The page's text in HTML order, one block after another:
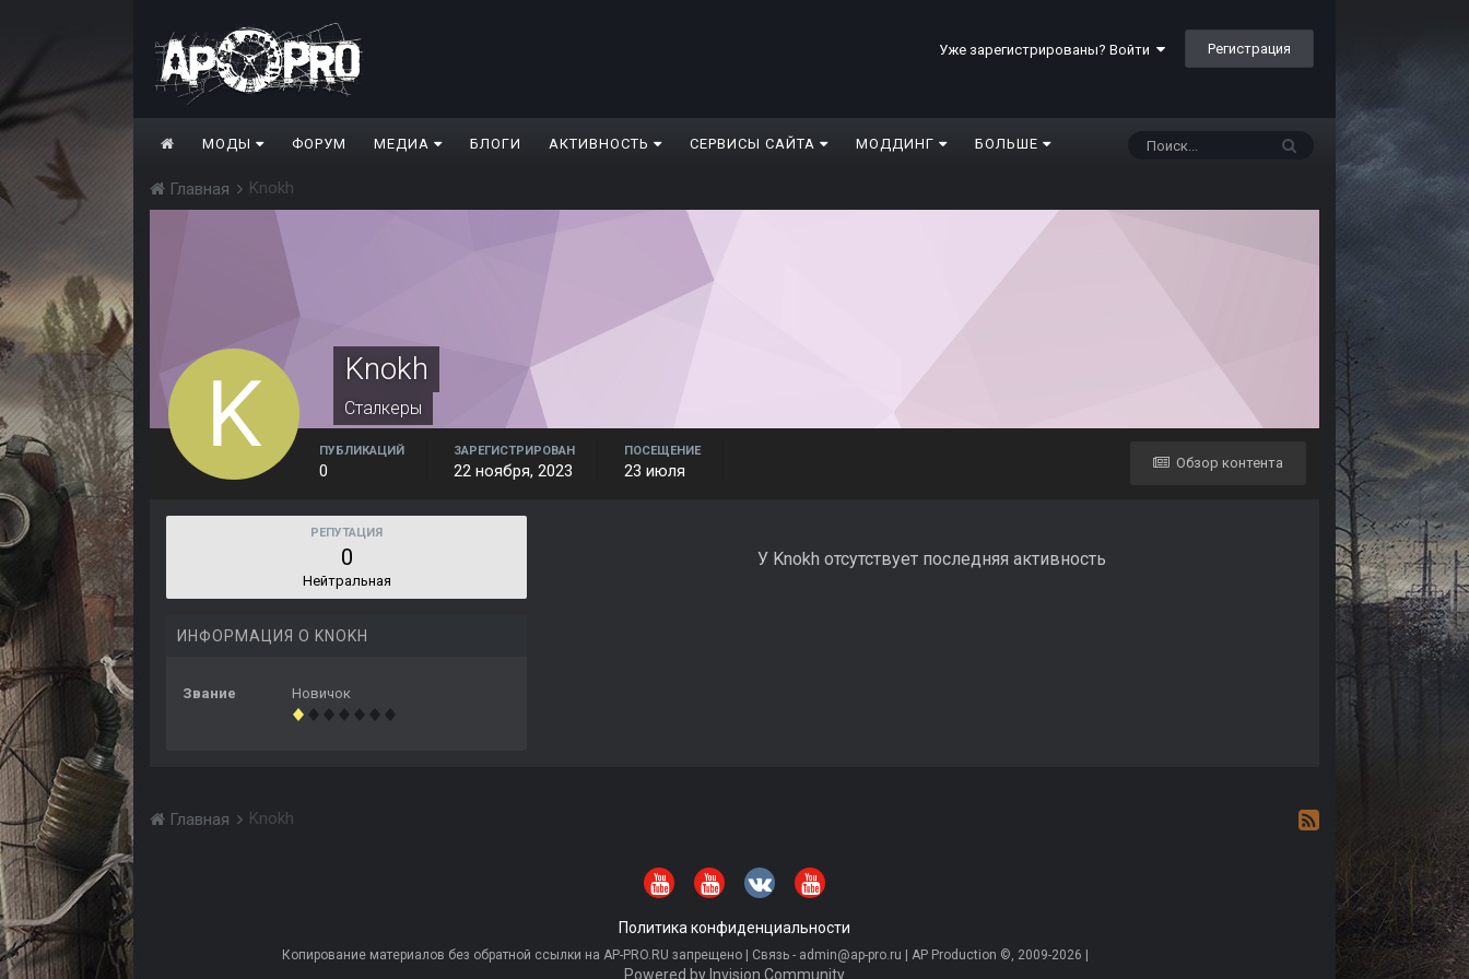
Уже зарегистрированы? Войти Регистрация
МОДЫ ФОРУМ МЕДИА БЛОГИ АКТИВНОСТЬ СЕРВИСЫ САЙТА МОДДИНГ БОЛЬШЕ
Главная Knokh
Knokh
Сталкеры
Обзор контента
ПУБЛИКАЦИЙ
0
ЗАРЕГИСТРИРОВАН
22 ноября, 2023
ПОСЕЩЕНИЕ
23 июля
РЕПУТАЦИЯ
0
Нейтральная
ИНФОРМАЦИЯ О KNOKH
Звание Новичок
У Knokh отсутствует последняя активность
Главная Knokh
Политика конфиденциальности
Копирование материалов без обратной ссылки на AP-PRO.RU запрещено | Связь - admin@ap-pro.ru | AP Production ©, 2009-2026 |
Powered by Invision Community